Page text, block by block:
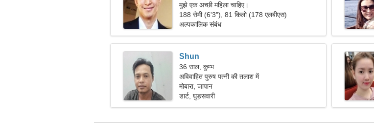
मुझे एक अच्छी महिला चाहिए।
188 सेमी (6'3"), 81 किलो (178 एलबीएस)
अल्पकालिक संबंध
Shun
36 साल, कुम्भ
अविवाहित पुरुष पत्नी की तलाश में
मोबारा, जापान
डार्ट, घुड़सवारी